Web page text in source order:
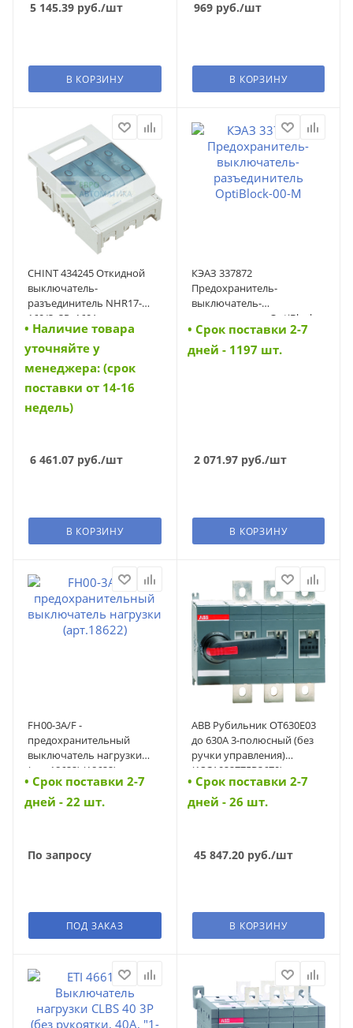
5 145.39 руб./шт
В КОРЗИНУ
969руб./шт
В КОРЗИНУ
CHINT 434245 Откидной
выключатель-
разъединитель NHR17-
160/3, 3P, 160А, со вспом.
контактами (434245)
• Наличие товара
уточняйте у
менеджера: (срок
поставки от 14-16
недель)
6 461.07 руб./шт
В КОРЗИНУ
КЭАЗ 337872
Предохранитель-
выключатель-
разъединитель OptiBlock-
00-M (337872)
• Cрок поставки 2-7
дней - 1197 шт.
2 071.97руб./шт
В КОРЗИНУ
FH00-3A/F -
предохранительный
выключатель нагрузки
(арт.18622) (18622)
• Cрок поставки 2-7
дней - 22 шт.
По запросу
ПОД ЗАКАЗ
АВВ Рубильник OT630E03
до 630A 3-полюсный (без
ручки управления)
(1SCA022775R3670)
(1SCA022775R3670)
• Cрок поставки 2-7
дней - 26 шт.
45 847.20руб./шт
В КОРЗИНУ